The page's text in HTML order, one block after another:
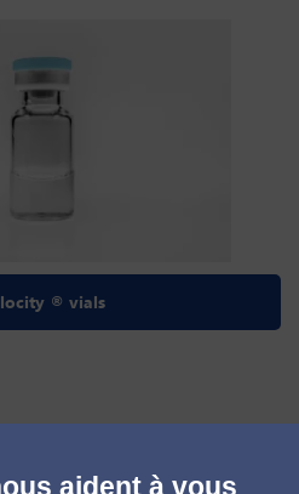
® vials
aident à vous